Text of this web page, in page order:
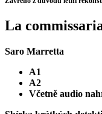
La
Saro Marretta
A1
A2
Včetně audio